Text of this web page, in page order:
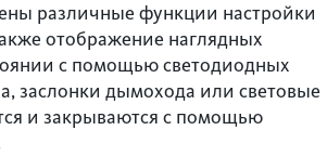
различные функции настройки
отображение наглядных
с помощью светодиодных
заслонки дымохода или световые
и закрываются с помощью